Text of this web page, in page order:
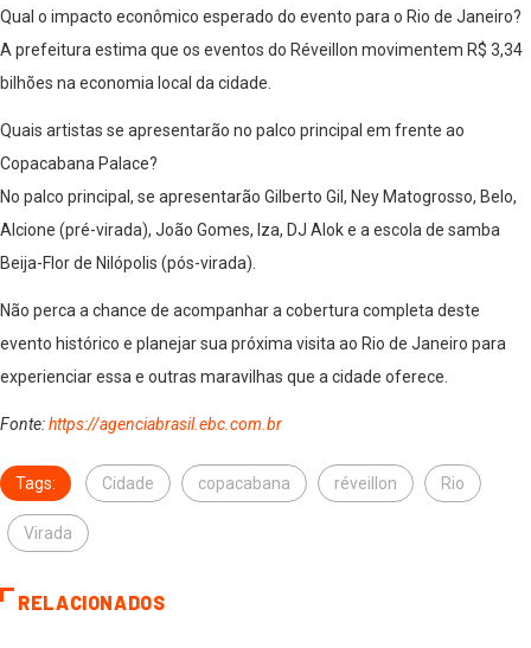
Qual o impacto econômico esperado do evento para o Rio de Janeiro?
A prefeitura estima que os eventos do Réveillon movimentem R$ 3,34
bilhões na economia local da cidade.
Quais artistas se apresentarão no palco principal em frente ao
Copacabana Palace?
No palco principal, se apresentarão Gilberto Gil, Ney Matogrosso, Belo,
Alcione (pré-virada), João Gomes, Iza, DJ Alok e a escola de samba
Beija-Flor de Nilópolis (pós-virada).
Não perca a chance de acompanhar a cobertura completa deste
evento histórico e planejar sua próxima visita ao Rio de Janeiro para
experienciar essa e outras maravilhas que a cidade oferece.
Fonte:https://agenciabrasil.ebc.com.br
Tags: Cidade copacabana réveillon Rio
Virada
RELACIONADOS